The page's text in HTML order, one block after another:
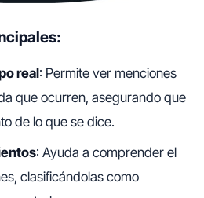
real: Permite ver menciones
que ocurren, asegurando que
de lo que se dice.
: Ayuda a comprender el
clasificándolas como